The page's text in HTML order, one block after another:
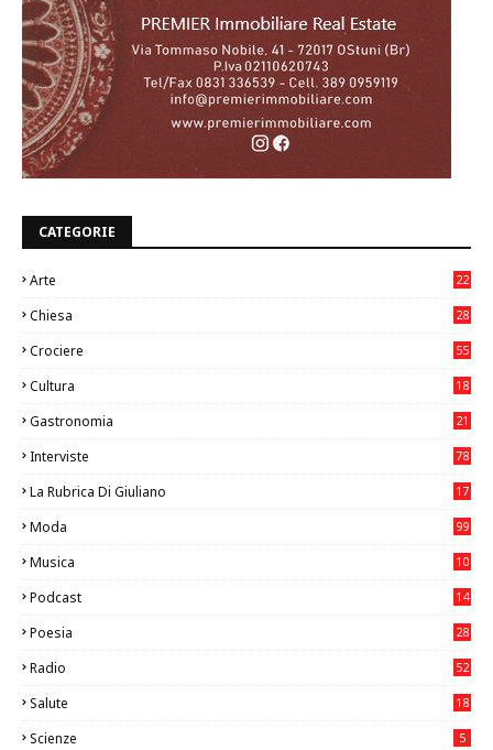
CATEGORIE
Arte
22
Chiesa
28
Crociere 55
Cultura
18
Gastronomia
21
Interviste 78
La Rubrica Di Giuliano
17
Moda 99
Musica
10
Podcast 14
Poesia 28
Radio 52
Salute
18
Scienze 5